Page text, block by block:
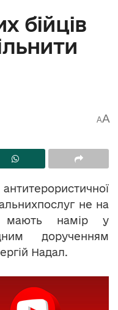
бійців
AA
не на
мають намір у
дорученням
Надал.